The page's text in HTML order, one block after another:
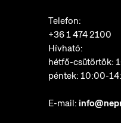
Telefon:
+36 1 474 2100
Hívható:
hétfő-csütörtök:
péntek: 10:00-
E-mail: